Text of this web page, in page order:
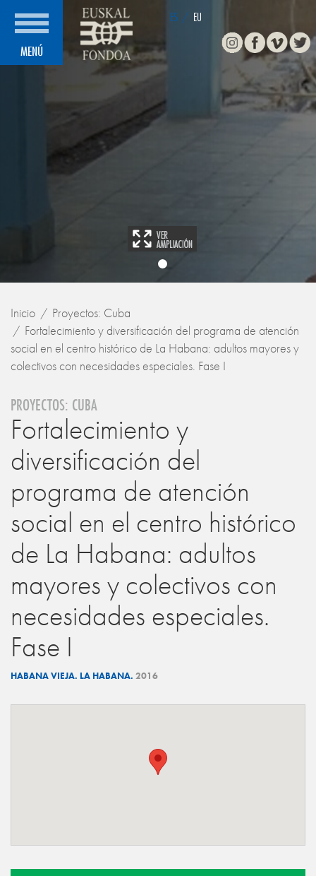
MENÚ
ES / EU
Inicio
Proyectos: Cuba
Fortalecimiento y diversificación del programa de atención
social en el centro histórico de La Habana: adultos mayores y
colectivos con necesidades especiales. Fase I
PROYECTOS: CUBA
Fortalecimiento y
diversificación del
programa de atención
social en el centro histórico
de La Habana: adultos
mayores y colectivos con
necesidades especiales.
Fase I
HABANA VIEJA. LA HABANA. 2016